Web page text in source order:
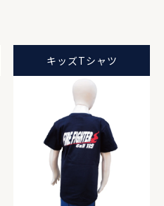
キッズTシャツ